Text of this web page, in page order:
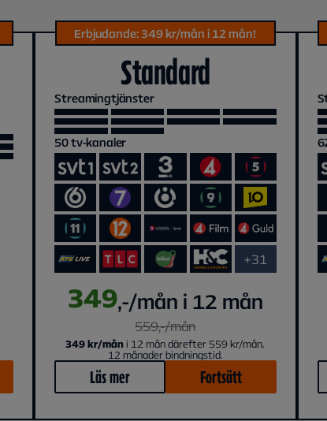
Erbjudande: 349 kr/mån i 12 mån!
Standard
Streamingtjänster
50tv-kanaler
+31
349,-/mån i 12 mån
559,-/mån
349 kr/mån i 12 mån därefter 559 kr/mån.
12 månader bindningstid.
Läs mer Fortsätt